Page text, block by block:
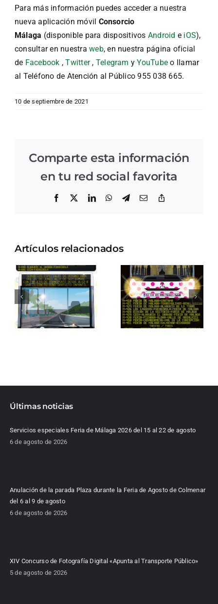
Para más información puedes acceder a nuestra
nueva aplicación móvil Consorcio
Málaga (disponible para dispositivos Android e iOS),
consultar en nuestraweb, en nuestra página oficial
de Facebook ,Twitter, Telegram yYouTube o llamar
al Teléfono de Atención al Público 955 038 665.
10 de septiembre de 2021
Comparte esta información
en tu red social favorita
Facebook LinkedInWhatsApp
Telegram
Correo
Artículos relacionados
Últimas noticias
Servicios especiales Feria de Málaga 2026 del 15 al 22 de agosto
6 de agosto de 2026
Anulación de la parada Plaza durante la Feria de Agosto de Colmenar
del 6 al 9 de agosto
6 de agosto de 2026
XIV Concurso de Fotografía Digital «Apunta al Transporte Público»
5 de agosto de 2026